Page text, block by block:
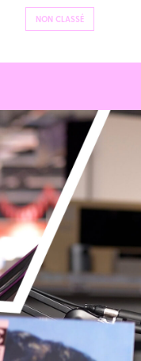
NON CLASSÉ